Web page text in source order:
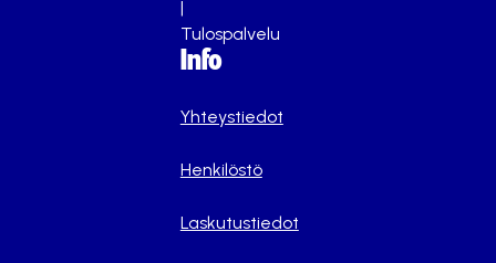
|
Tulospalvelu
Info
Yhteystiedot
Henkilöstö
Laskutustiedot